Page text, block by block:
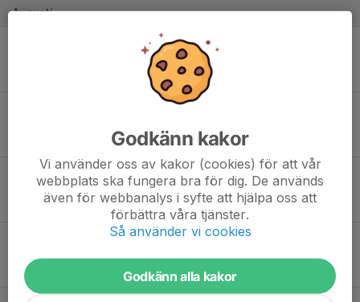
Augusti
Kvarnsvedens IK Röd - Forssa BK
Kvarnsvedens IP 9v9
Forssa BK - Torsångs IF
18:00
Krylbo IF - Forssa BK
Krylbo IP
-
Forssa BK - Säters IF FK
Godkänn kakor
Vi använder oss av kakor (cookies) för att vår
webbplats ska fungera bra för dig. De används
även för webbanalys i syfte att hjälpa oss att
förbättra våra tjänster.
Så använder vi cookies
Godkänn alla kakor